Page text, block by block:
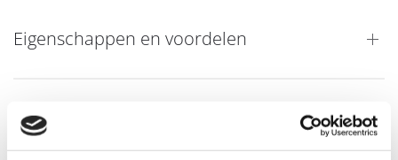
Eigenschappen en voordelen
Toepassingsvoorbeeld